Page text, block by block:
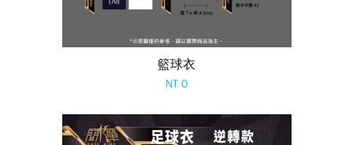
籃球衣
NT 0